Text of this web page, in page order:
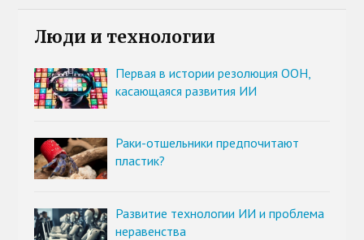
Люди и технологии
Первая в истории резолюция ООН,
касающаяся развития ИИ
Раки-отшельники предпочитают
пластик?
Развитие технологии ИИ и проблема
неравенства